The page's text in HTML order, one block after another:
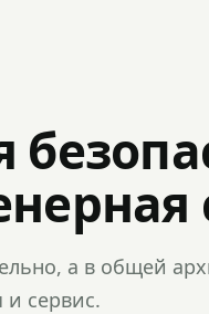
а в общей
и сервис.